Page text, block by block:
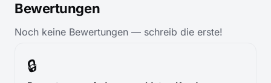
Bewertungen
Noch keine Bewertungen — schreib die erste!
🔒